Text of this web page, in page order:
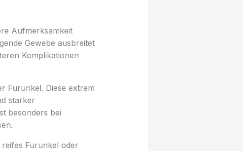
Aufmerksamkeit
Gewebe ausbreitet
Komplikationen
Furunkel. Diese extrem
starker
besonders bei
Furunkel oder